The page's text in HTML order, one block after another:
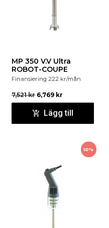
MP 350 V.V Ultra
ROBOT-COUPE
Finansiering 222 kr/mån
7,521kr 6,769 kr
Lägg till
10%